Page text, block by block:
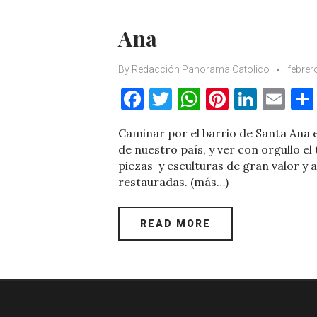
Ana
By Redacción Panorama Catolico
F
a
c
e
b
o
o
T
it
te
r
W
h
at
s
A
p
p
Pi
nt
er
es
Li
n
k
e
E
m
ai
l
Caminar por el barrio de Santa
de nuestro país, y ver con orgullo
piezas y esculturas de gran valor y
restauradas. (más…)
READ MORE